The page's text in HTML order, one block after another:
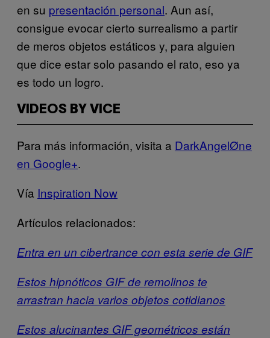
en su presentación personal. Aun así,
consigue evocar cierto surrealismo a partir
de meros objetos estáticos y, para alguien
que dice estar solo pasando el rato, eso ya
es todo un logro.
VIDEOS BY VICE
Para más información, visita a DarkAngelØne
en Google+.
Vía Inspiration Now
Artículos relacionados:
Entra en un cibertrance con esta serie de GIF
Estos hipnóticos GIF de remolinos te
arrastran hacia varios objetos cotidianos
Estos alucinantes GIF geométricos están